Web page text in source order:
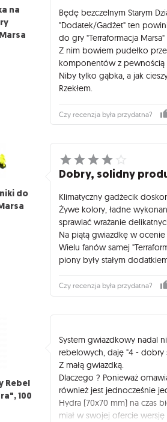
Rzucasz i już masz gotową
na
Będę bezczelnym Starym
"Dodatek/Gadżet" ten
do gry "Terraformacja
Z nim bowiem pudełko
komponentów z pewnością
Niby tylko gąbka, a jak
Rzekłem.
Czy recenzja była przydatna?
do
Dobry, solidny
Klimatyczny gadżecik
Żywe kolory, ładne
sprawiać wrażanie
Na piątą gwiazdkę w ocenie
Wielu fanów samej
piony były stałym
Czy recenzja była przydatna?
Rebel
100
System gwiazdkowy nadal
rebelowych, daję "4 -
Z małą gwiazdką.
Dlaczego ? Ponieważ
również jest jednocześnie
Hydra (70x70 mm) na czas
miał w swojej ofercie